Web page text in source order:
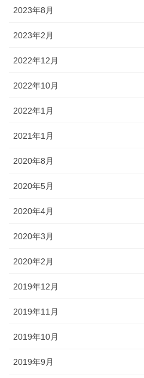
2023年8月
2023年2月
2022年12月
2022年10月
2022年1月
2021年1月
2020年8月
2020年5月
2020年4月
2020年3月
2020年2月
2019年12月
2019年11月
2019年10月
2019年9月